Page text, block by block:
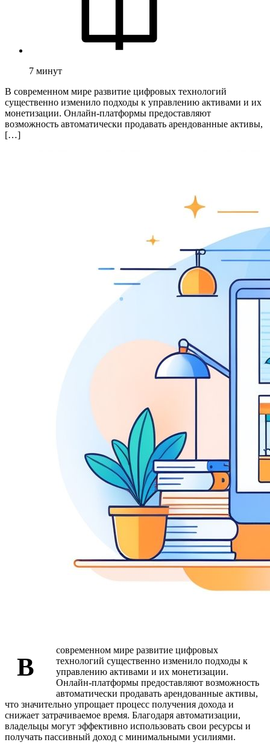
7 минут
В современном мире развитие цифровых технологий
существенно изменило подходы к управлению активами и их
монетизации. Онлайн-платформы предоставляют
возможность автоматически продавать арендованные активы,
[…]
В
современном мире развитие цифровых
технологий существенно изменило подходы к
управлению активами и их монетизации.
Онлайн-платформы предоставляют возможность
автоматически продавать арендованные активы,
что значительно упрощает процесс получения дохода и
снижает затрачиваемое время. Благодаря автоматизации,
владельцы могут эффективно использовать свои ресурсы и
получать пассивный доход с минимальными усилиями.